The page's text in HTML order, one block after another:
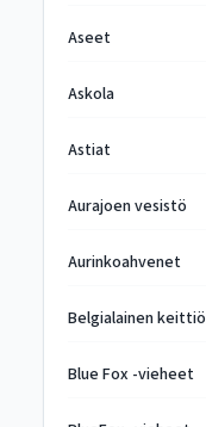
Aseet
Askola
Astiat
Aurajoen vesistö
Aurinkoahvenet
Belgialainen keittiö
Blue Fox -vieheet